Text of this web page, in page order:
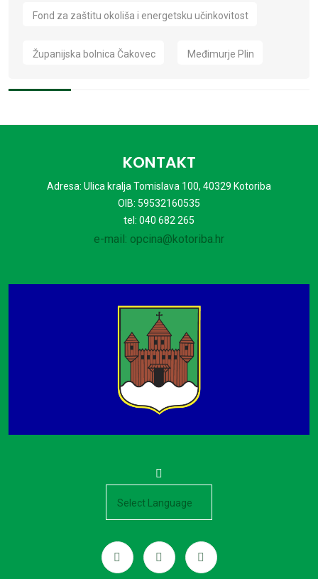
Fond za zaštitu okoliša i energetsku učinkovitost
Županijska bolnica Čakovec Međimurje Plin
KONTAKT
Adresa: Ulica kralja Tomislava 100, 40329 Kotoriba
OIB: 59532160535
tel: 040 682 265
e-mail: opcina@kotoriba.hr